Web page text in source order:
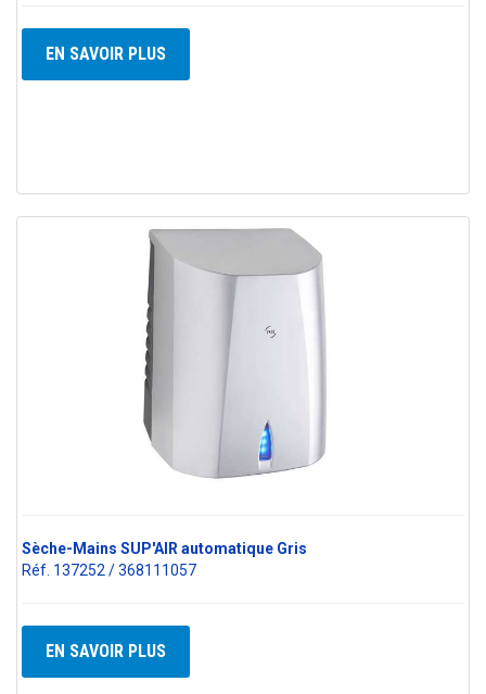
EN SAVOIR PLUS
Sèche-Mains SUP'AIR automatique Gris
Réf. 137252 / 368111057
EN SAVOIR PLUS